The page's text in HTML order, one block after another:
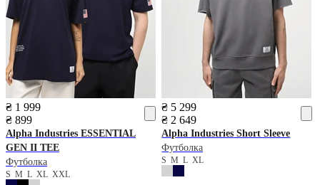
₴ 1 999
₴ 899
Alpha Industries ESSENTIAL
GEN II TEE
Футболка
S M L XL XXL
₴ 5 299
₴ 2 649
Alpha Industries Short Sleeve
Футболка
SMLXL